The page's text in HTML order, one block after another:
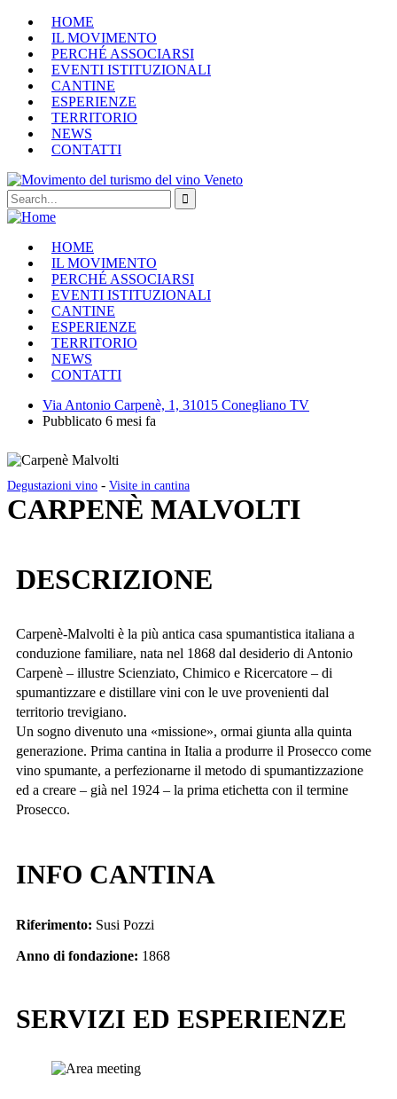
HOME
IL MOVIMENTO
PERCHÉ ASSOCIARSI
EVENTI ISTITUZIONALI
CANTINE
ESPERIENZE
TERRITORIO
NEWS
CONTATTI
HOME
IL MOVIMENTO
PERCHÉ ASSOCIARSI
EVENTI ISTITUZIONALI
CANTINE
ESPERIENZE
TERRITORIO
NEWS
CONTATTI
Via Antonio Carpenè, 1, 31015 Conegliano TV
Pubblicato 6 mesi fa
Degustazioni vino - Visite in cantina
CARPENÈ MALVOLTI
DESCRIZIONE
Carpenè-Malvolti è la più antica casa spumantistica italiana a
conduzione familiare, nata nel 1868 dal desiderio di Antonio
Carpenè – illustre Scienziato, Chimico e Ricercatore – di
spumantizzare e distillare vini con le uve provenienti dal
territorio trevigiano.
Un sogno divenuto una «missione», ormai giunta alla quinta
generazione. Prima cantina in Italia a produrre il Prosecco come
vino spumante, a perfezionarne il metodo di spumantizzazione
ed a creare – già nel 1924 – la prima etichetta con il termine
Prosecco.
INFO CANTINA
Riferimento: Susi Pozzi
Anno di fondazione: 1868
SERVIZI ED ESPERIENZE
Area meeting